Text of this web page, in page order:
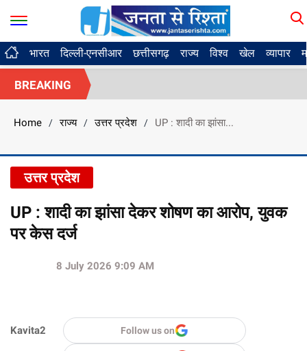
भारत दिल्ली-एनसीआर छत्तीसगढ़ राज्य विश्व खेल व्यापार
BREAKING
Home / राज्य / उत्तर प्रदेश / UP : शादी का झांसा...
उत्तर प्रदेश
UP : शादी का झांसा देकर शोषण का आरोप, युवक
पर केस दर्ज
Kavita2
8 July 2026 9:09 AM
Follow us on